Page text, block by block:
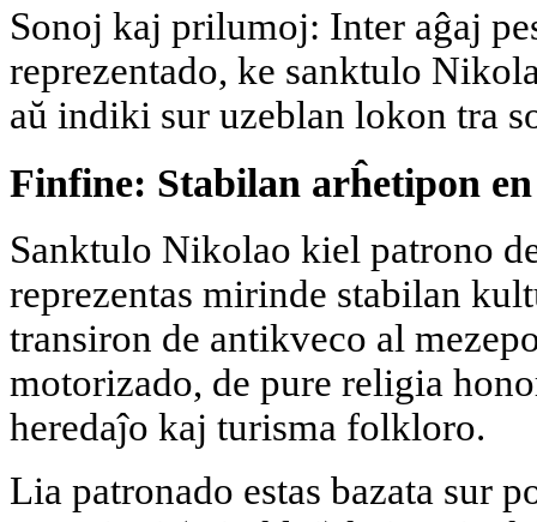
Sonoj kaj prilumoj: Inter aĝaj
reprezentado, ke sanktulo
aŭ indiki sur uzeblan lokon tra
Finfine: Stabilan arĥetipon
Sanktulo Nikolao kiel patrono
reprezentas mirinde stabilan
transiron de antikveco al
motorizado, de pure religia
heredaĵo kaj turisma folkloro.
Lia patronado estas bazata sur